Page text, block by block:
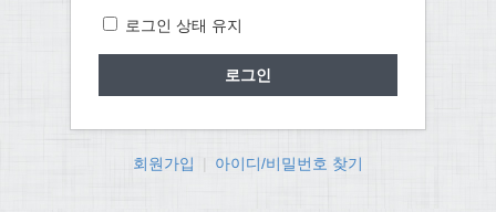
로그인 상태 유지
회원가입 아이디/비밀번호 찾기